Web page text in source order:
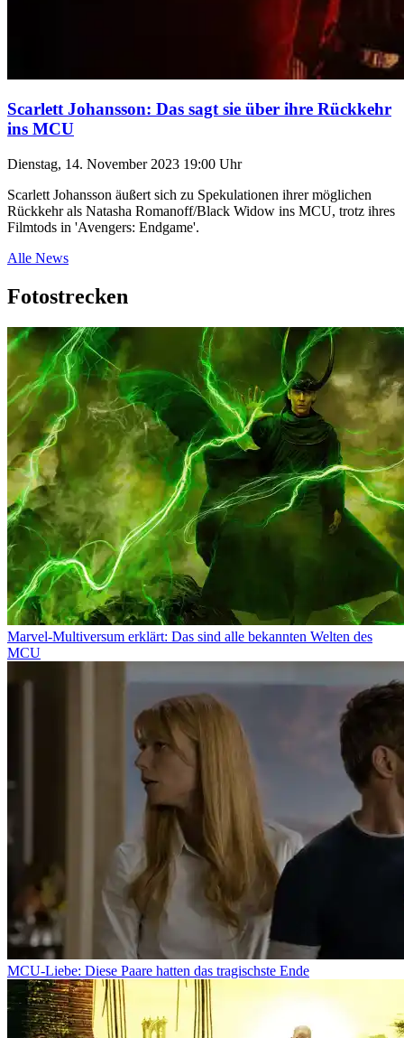
Scarlett Johansson: Das sagt sie über ihre Rückkehr
ins MCU
Dienstag, 14. November 2023 19:00 Uhr
Scarlett Johansson äußert sich zu Spekulationen ihrer möglichen
Rückkehr als Natasha Romanoff/Black Widow ins MCU, trotz ihres
Filmtods in 'Avengers: Endgame'.
Alle News
Fotostrecken
Marvel-Multiversum erklärt: Das sind alle bekannten Welten des
MCU
MCU-Liebe: Diese Paare hatten das tragischste Ende